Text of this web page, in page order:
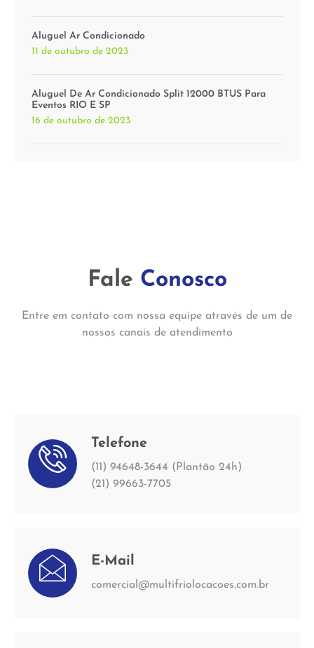
Aluguel Ar Condicionado
11 de outubro de 2023
Aluguel De Ar Condicionado Split 12000 BTUS Para
Eventos RIO E SP
16 de outubro de 2023
Fale Conosco
Entre em contato com nossa equipe através de um de
nossos canais de atendimento
Telefone
(11) 94648-3644 (Plantão 24h)
(21) 99663-7705
E-Mail
comercial@multifriolocacoes.com.br